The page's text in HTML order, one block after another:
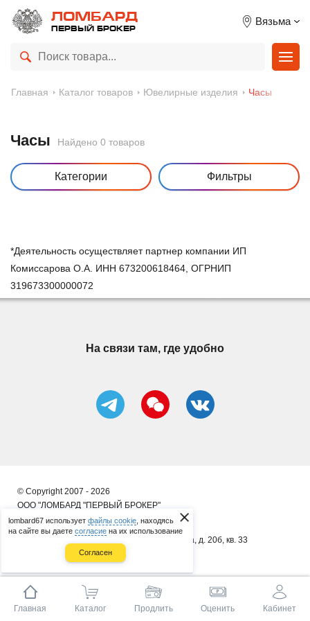
ЛОМБАРД
ПЕРВЫЙ БРОКЕР
Вязьма
Главная Каталог товаров Ювелирные изделия Часы
Часы Найдено 0 товаров
Категории Фильтры
*Деятельность осуществляет партнер компании ИП
Комиссарова О.А. ИНН 673200618464, ОГРНИП
319673300000072
lombard67 использует файлы cookie , находясь
на сайте вы даете согласие на их использование
Согласен
На связи там, где удобно
© Copyright 2007 - 2026
ООО "ЛОМБАРД "ПЕРВЫЙ БРОКЕР"
ИП Сергеенков А. В.
почт. адрес: 214014, г. Смоленск, ул. 8 Марта, д. 20б, кв. 33
ОГРНИП 314673323400086
Главная Каталог Продлить Оценить Кабинет